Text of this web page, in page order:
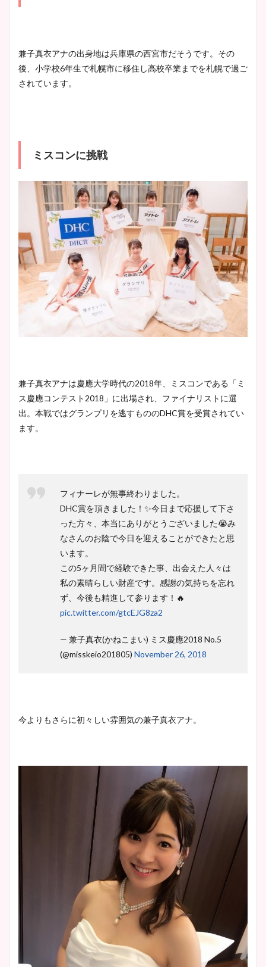
兼子真衣アナの出身地は兵庫県の西宮市だそうです。その
後、小学校6年生で札幌市に移住し高校卒業までを札幌で過ご
されています。
ミスコンに挑戦
兼子真衣アナは慶應大学時代の2018年、ミスコンである「ミ
ス慶應コンテスト 2018 」に出場され、ファイナリストに選
出。 本戦ではグランプリを逃すもののDHC賞を受賞されてい
ます。
フィナーレが無事終わりました。
DHC賞を頂きました！✨今日まで応援して下さ
った方々、本当にありがとうございました😭み
なさんのお陰で今日を迎えることができたと思
います。
この5ヶ月間で経験できた事、出会えた人々は
私の素晴らしい財産です。感謝の気持ちを忘れ
ず、今後も精進して参ります！🔥
pic.twitter.com/gtcEJG8za2
— 兼子真衣(かねこまい) ミス慶應2018 No.5
(@misskeio201805) November 26, 2018
今よりもさらに初々しい雰囲気の兼子真衣アナ。